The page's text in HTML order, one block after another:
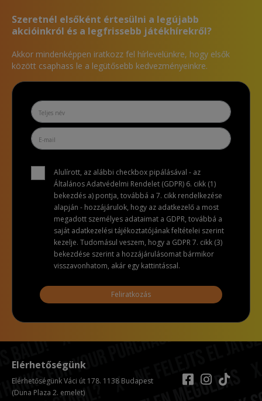
Szeretnél elsőként értesülni a legújabb
akcióinkról és a legfrissebb játékhírekről?
Akkor mindenképpen iratkozz fel hírlevelünkre, hogy elsők
között csaphass le a legütősebb kedvezményeinkre.
Alulírott, az alábbi checkbox pipálásával - az
Általános Adatvédelmi Rendelet (GDPR) 6. cikk (1)
bekezdés a) pontja, továbbá a 7. cikk rendelkezése
alapján - hozzájárulok, hogy az adatkezelő a most
megadott személyes adataimat a GDPR, továbbá a
saját adatkezelési tájékoztatójának feltételei szerint
kezelje. Tudomásul veszem, hogy a GDPR 7. cikk (3)
bekezdése szerint a hozzájárulásomat bármikor
visszavonhatom, akár egy kattintással.
Feliratkozás
Elérhetőségünk
Elérhetőségünk Váci út 178. 1138 Budapest
(Duna Plaza 2. emelet)